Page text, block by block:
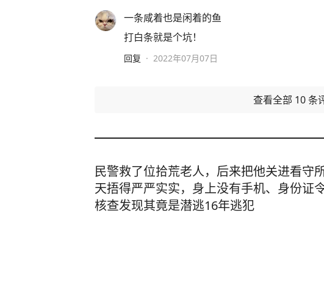
一条咸着也是闲着的鱼
打白条就是个坑！
回复 · 2022年07月07日
查看全部 10条
民警救了位拾荒老人，后来把他关进看守
天捂得严严实实，身上没有手机、身份证
核查发现其竟是潜逃16年逃犯